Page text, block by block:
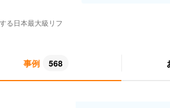
る日本最大級リフ
事例 568